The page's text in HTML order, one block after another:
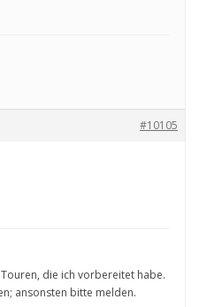
#10105
die ich vorbereitet habe.
ansonsten bitte melden.